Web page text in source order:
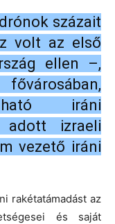
százait
volt az első
ellen –,
iráni
adott izraeli
vezető iráni
rakétatámadást az
és saját